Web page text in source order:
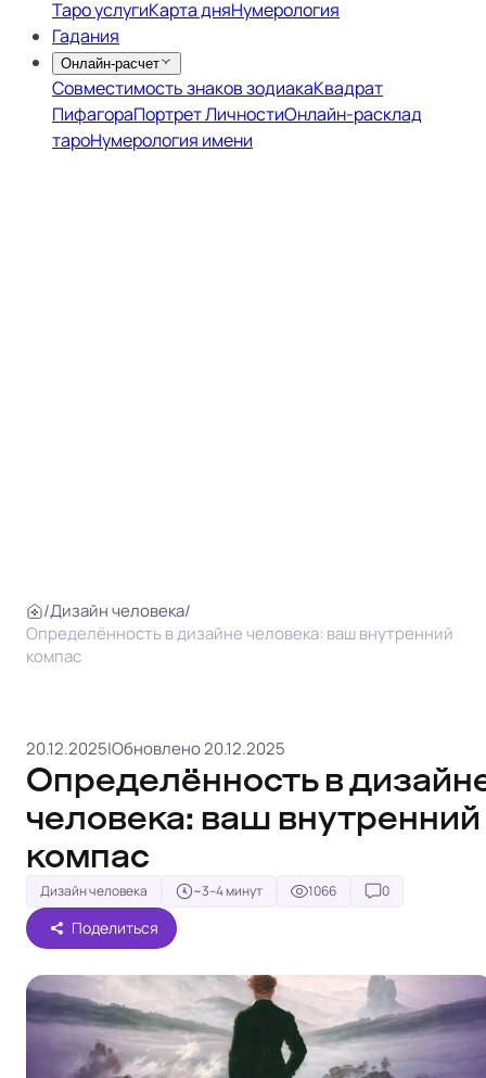
/Дизайн человека/
Определённость в дизайне человека: ваш внутренний
компас
20.12.2025|Обновлено 20.12.2025
Определённость в
человека: ваш внутренний
компас
Дизайн человека ~3–4 минут 1066 0
Поделиться